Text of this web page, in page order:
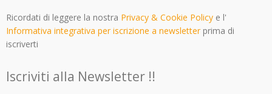
Ricordati di leggere la nostra Privacy & Cookie Policy e l'
Informativa integrativa per iscrizione a newsletterprima di
iscriverti
Iscriviti alla Newsletter !!